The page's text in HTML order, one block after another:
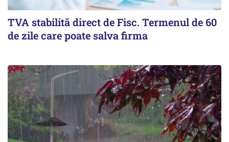
TVA stabilită direct de Fisc. Termenul de 60
de zile care poate salva firma